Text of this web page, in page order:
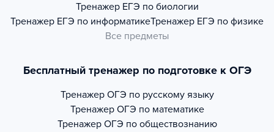
Тренажер ЕГЭ по биологии
Тренажер ЕГЭ по информатикеТренажер ЕГЭ по физике
Все предметы
Бесплатный тренажер по подготовке к ОГЭ
Тренажер ОГЭ по русскому языку
Тренажер ОГЭ по математике
Тренажер ОГЭ по обществознанию